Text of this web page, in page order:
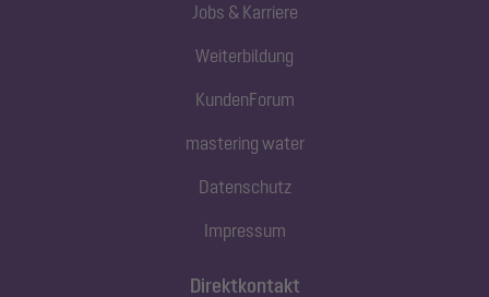
Direktkontakt
Jobs & Karriere
Weiterbildung
KundenForum
mastering water
Datenschutz
Impressum